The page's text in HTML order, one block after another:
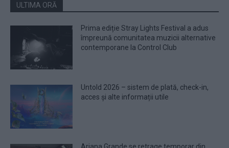
ULTIMA ORĂ
Prima ediție Stray Lights Festival a adus
împreună comunitatea muzicii alternative
contemporane la Control Club
Untold 2026 – sistem de plată, check-in,
acces și alte informații utile
Ariana Grande se retrage temporar din